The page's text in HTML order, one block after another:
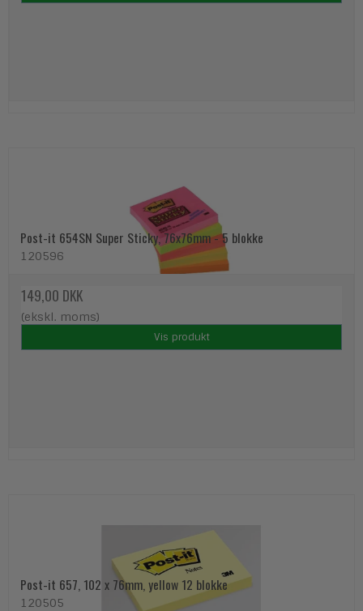
Post-it 654SN Super Sticky, 76x76mm - 5 blokke
120596
149,00 DKK
(ekskl. moms)
Vis produkt
Post-it 657, 102 x 76mm, yellow 12 blokke
120505